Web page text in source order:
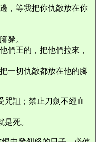
，等我把你仇敵放在你
凳。
們王的，把他們拉來，
一切仇敵都放在他的腳
咒詛；禁止刀劍不經血
死。